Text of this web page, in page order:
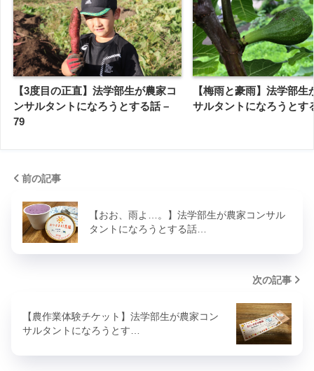
【3度目の正直】法学部生が農家コ
ンサルタントになろうとする話 –
79
【梅雨と豪雨】法学部生
サルタントになろうとす
前の記事
【おお、雨よ…。】法学部生が農家コンサル
タントになろうとする話…
次の記事
【農作業体験チケット】法学部生が農家コン
サルタントになろうとす…